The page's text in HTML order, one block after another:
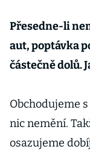
Přesedne-li
aut, poptávka
částečně dolů.
Obchodujeme
nic nemění.
osazujeme